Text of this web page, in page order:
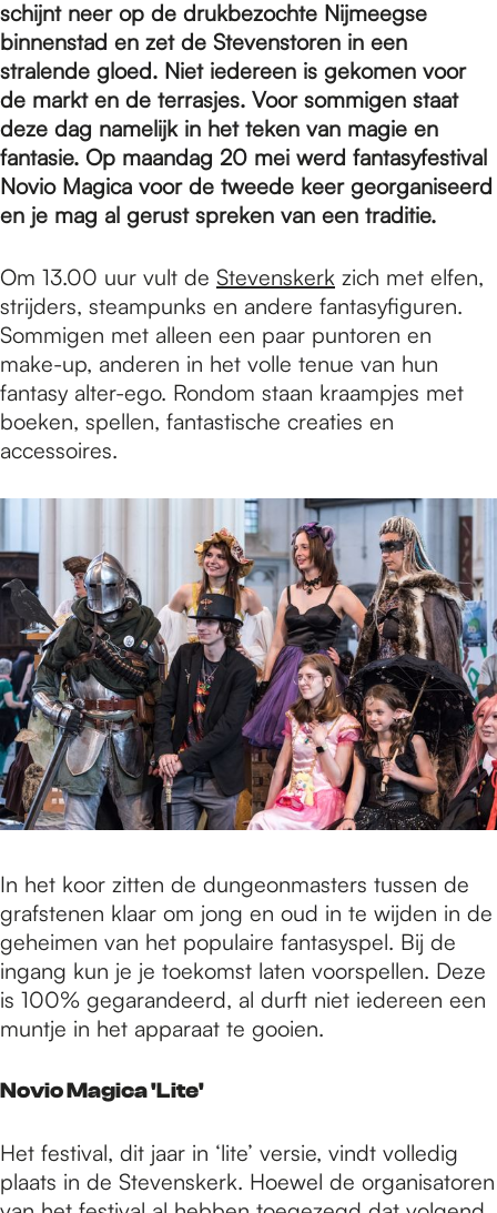
e
p
a
g
e
schijnt neer op de drukbezochte Nijmeegse
binnenstad en zet de Stevenstoren in een
stralende gloed. Niet iedereen is gekomen voor
de markt en de terrasjes. Voor sommigen staat
deze dag namelijk in het teken van magie en
fantasie. Op maandag 20 mei werd fantasyfestival
Novio Magica voor de tweede keer georganiseerd
en je mag al gerust spreken van een traditie.
Om 13.00 uur vult de Stevenskerk zich met elfen,
strijders, steampunks en andere fantasyfiguren.
Sommigen met alleen een paar puntoren en
make-up, anderen in het volle tenue van hun
fantasy alter-ego. Rondom staan kraampjes met
boeken, spellen, fantastische creaties en
accessoires.
In het koor zitten de dungeonmasters tussen de
grafstenen klaar om jong en oud in te wijden in de
geheimen van het populaire fantasyspel. Bij de
ingang kun je je toekomst laten voorspellen. Deze
is 100% gegarandeerd, al durft niet iedereen een
muntje in het apparaat te gooien.
Novio Magica 'Lite'
Het festival, dit jaar in ‘lite’ versie, vindt volledig
plaats in de Stevenskerk. Hoewel de organisatoren